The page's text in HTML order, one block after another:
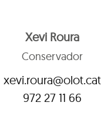
Xevi Roura
Conservador
xevi.roura@olot.cat
972 27 11 66